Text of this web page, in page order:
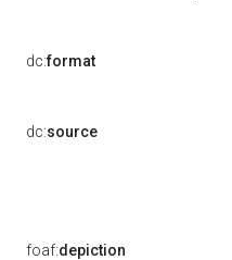
dc:format
dc:source
foaf:depiction